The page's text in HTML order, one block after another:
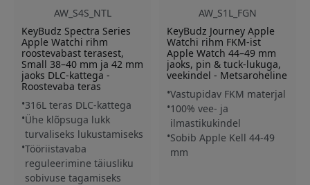
AW_S4S_NTL
KeyBudz Spectra Series
Apple Watchi rihm
roostevabast terasest,
Small 38–40 mm ja 42 mm
jaoks DLC-kattega -
Roostevaba teras
316L teras DLC-kattega
Ühe klõpsuga lukk
turvaliseks lukustamiseks
Tööriistavaba
reguleerimine täiusliku
sobivuse tagamiseks
AW_S1L_FGN
KeyBudz Journey Apple
Watchi rihm FKM-ist
Apple Watch 44–49 mm
jaoks, pin & tuck-lukuga,
veekindel - Metsaroheline
Vastupidav FKM materjal
100% vee- ja
ilmastikukindel
Sobib Apple Kell 44-49
mm